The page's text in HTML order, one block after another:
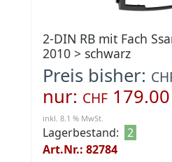
2-DIN RB mit Fach
2010 > schwarz
Preis bisher:
nur: CHF 179.00
inkl. 8.1 % MwSt.
Lagerbestand: 2
Art.Nr.: 82784